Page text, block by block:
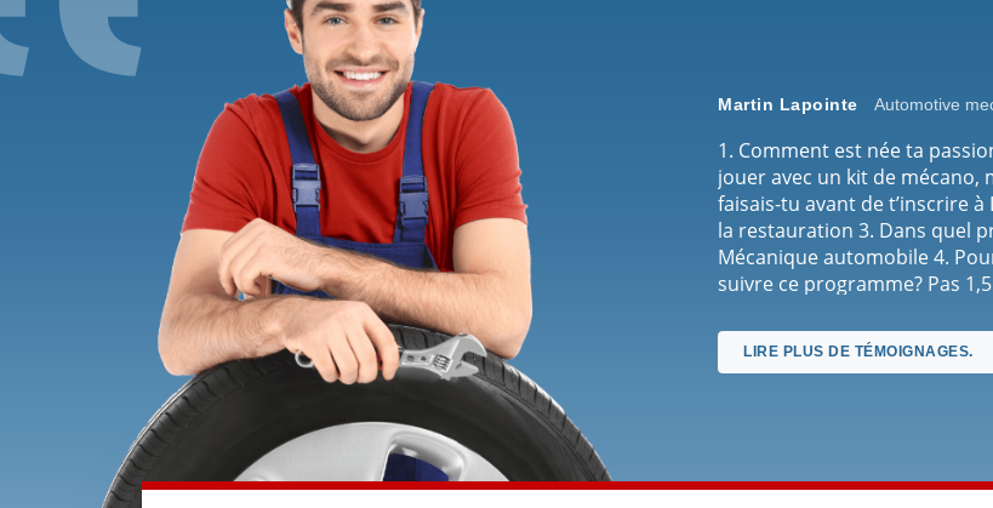
Martin Lapointe Automotive
1. Comment est née ta
jouer avec un kit de mécano,
faisais-tu avant de t’inscrire à
la restauration 3. Dans quel
Mécanique automobile 4.
suivre ce programme? Pas
confiance lors des rencontres
rapidement dès le début du
instructeurs, l’approche
LIRE PLUS DE TÉMOIGNAGES.